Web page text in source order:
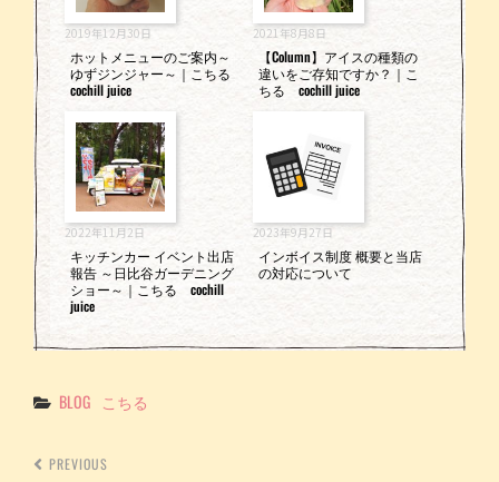
2019年12月30日
ホットメニューのご案内～
ゆずジンジャー～｜こちる
cochill juice
2021年8月8日
【Column】アイスの種類の
違いをご存知ですか？｜こ
ちる cochill juice
2022年11月2日
キッチンカー イベント出店
報告 ～日比谷ガーデニング
ショー～｜こちる cochill
juice
2023年9月27日
インボイス制度 概要と当店
の対応について
Categories
BLOG こちる
PREVIOUS